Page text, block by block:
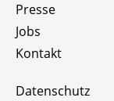
Presse
Jobs
Kontakt
Datenschutz